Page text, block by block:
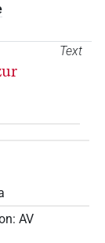
Text
: AV